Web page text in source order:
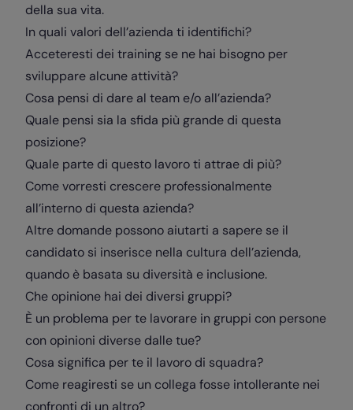
della sua vita.
In quali valori dell’azienda ti identifichi?
Acceteresti dei training se ne hai bisogno per
sviluppare alcune attività?
Cosa pensi di dare al team e/o all’azienda?
Quale pensi sia la sfida più grande di questa
posizione?
Quale parte di questo lavoro ti attrae di più?
Come vorresti crescere professionalmente
all’interno di questa azienda?
Altre domande possono aiutarti a sapere se il
candidato si inserisce nella cultura dell’azienda,
quando è basata su diversità e inclusione.
Che opinione hai dei diversi gruppi?
È un problema per te lavorare in gruppi con persone
con opinioni diverse dalle tue?
Cosa significa per te il lavoro di squadra?
Come reagiresti se un collega fosse intollerante nei
confronti di un altro?